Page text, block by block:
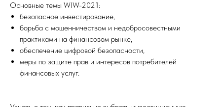
Основные темы WIW-2021:
безопасное инвестирование,
борьба с мошенничеством и недобросовестными
практиками на финансовом рынке,
обеспечение цифровой безопасности,
меры по защите прав и интересов потребителей
финансовых услуг.